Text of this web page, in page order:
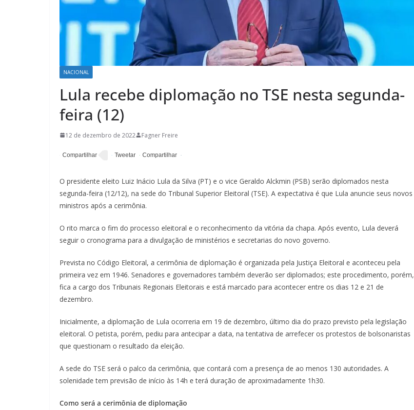
NACIONAL
Lula recebe diplomação no TSE nesta segunda-
feira (12)
12 de dezembro de 2022 Fagner Freire
O presidente eleito Luiz Inácio Lula da Silva (PT) e o vice Geraldo Alckmin (PSB) serão diplomados nesta
segunda-feira (12/12), na sede do Tribunal Superior Eleitoral (TSE). A expectativa é que Lula anuncie seus novos
ministros após a cerimônia.
O rito marca o fim do processo eleitoral e o reconhecimento da vitória da chapa. Após evento, Lula deverá
seguir o cronograma para a divulgação de ministérios e secretarias do novo governo.
Prevista no Código Eleitoral, a cerimônia de diplomação é organizada pela Justiça Eleitoral e aconteceu pela
primeira vez em 1946. Senadores e governadores também deverão ser diplomados; este procedimento, porém,
fica a cargo dos Tribunais Regionais Eleitorais e está marcado para acontecer entre os dias 12 e 21 de
dezembro.
Inicialmente, a diplomação de Lula ocorreria em 19 de dezembro, último dia do prazo previsto pela legislação
eleitoral. O petista, porém, pediu para antecipar a data, na tentativa de arrefecer os protestos de bolsonaristas
que questionam o resultado da eleição.
A sede do TSE será o palco da cerimônia, que contará com a presença de ao menos 130 autoridades. A
solenidade tem previsão de início às 14h e terá duração de aproximadamente 1h30.
Como será a cerimônia de diplomação